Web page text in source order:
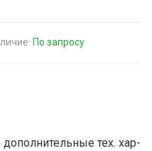
По запросу
тех. хар-